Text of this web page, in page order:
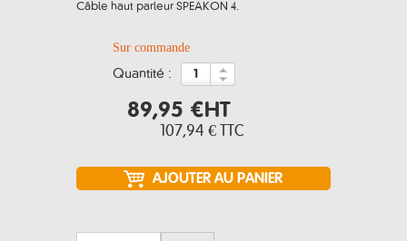
Câble haut parleur SPEAKON 4.
Sur commande
quantité :
89,95 €HT
107,94 € TTC